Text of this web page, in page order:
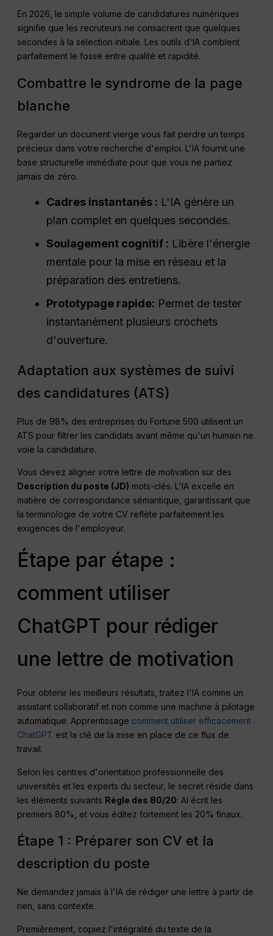
En 2026, le simple volume de candidatures numériques
signifie que les recruteurs ne consacrent que quelques
secondes à la sélection initiale. Les outils d'IA comblent
parfaitement le fossé entre qualité et rapidité.
Combattre le syndrome de la page
blanche
Regarder un document vierge vous fait perdre un temps
précieux dans votre recherche d'emploi. L'IA fournit une
base structurelle immédiate pour que vous ne partiez
jamais de zéro.
Cadres instantanés : L'IA génère un
plan complet en quelques secondes.
Soulagement cognitif : Libère l'énergie
mentale pour la mise en réseau et la
préparation des entretiens.
Prototypage rapide: Permet de tester
instantanément plusieurs crochets
d'ouverture.
Adaptation aux systèmes de suivi
des candidatures (ATS)
Plus de 98% des entreprises du Fortune 500 utilisent un
ATS pour filtrer les candidats avant même qu'un humain ne
voie la candidature.
Vous devez aligner votre lettre de motivation sur des
Description du poste (JD) mots-clés. L'IA excelle en
matière de correspondance sémantique, garantissant que
la terminologie de votre CV reflète parfaitement les
exigences de l'employeur.
Étape par étape :
comment utiliser
ChatGPT pour rédiger
une lettre de motivation
Pour obtenir les meilleurs résultats, traitez l'IA comme un
assistant collaboratif et non comme une machine à pilotage
automatique. Apprentissage comment utiliser efficacement
ChatGPT est la clé de la mise en place de ce flux de
travail.
Selon les centres d'orientation professionnelle des
universités et les experts du secteur, le secret réside dans
les éléments suivants Règle des 80/20: AI écrit les
premiers 80%, et vous éditez fortement les 20% finaux.
Étape 1 : Préparer son CV et la
description du poste
Ne demandez jamais à l'IA de rédiger une lettre à partir de
rien, sans contexte.
Premièrement, copiez l'intégralité du texte de la